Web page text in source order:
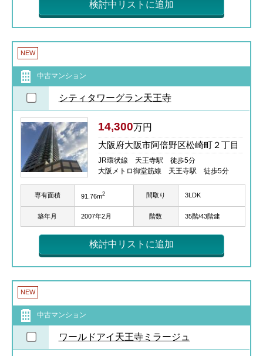
検討中リストに追加
NEW
中古マンション
シティタワーグラン天王寺
14,300万円
大阪府大阪市阿倍野区松崎町２丁目
JR環状線 天王寺駅 徒歩5分
大阪メトロ御堂筋線 天王寺駅 徒歩5分
専有面積 91.76m2 間取り 3LDK
築年月 2007年2月 階数 35階/43階建
検討中リストに追加
NEW
中古マンション
ワールドアイ天王寺ミラージュ